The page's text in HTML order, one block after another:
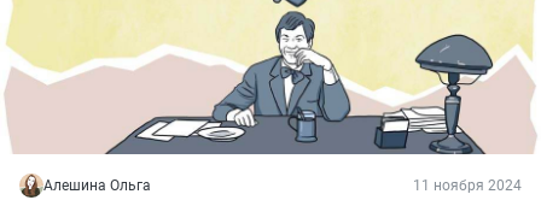
Алешина Ольга 11 ноября 2024